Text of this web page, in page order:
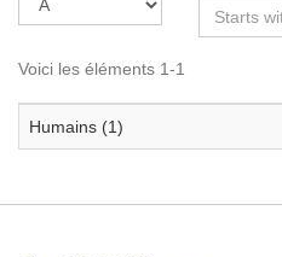
Voici les éléments 1-1
Humains (1)